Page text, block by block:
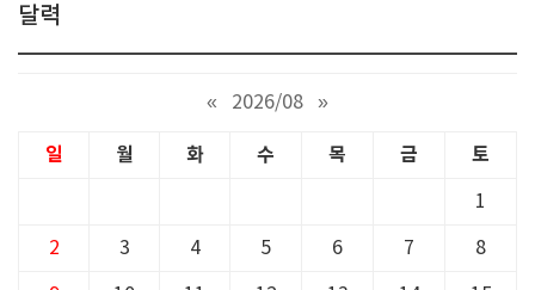
달력
« 2026/08 »
일 월 화 수 목 금 토
1
2 3 4 5 6 7 8